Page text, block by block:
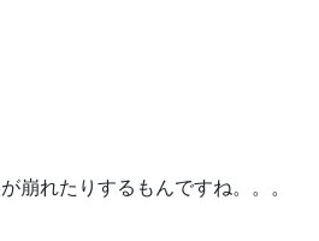
崩れたりするもんですね。。。